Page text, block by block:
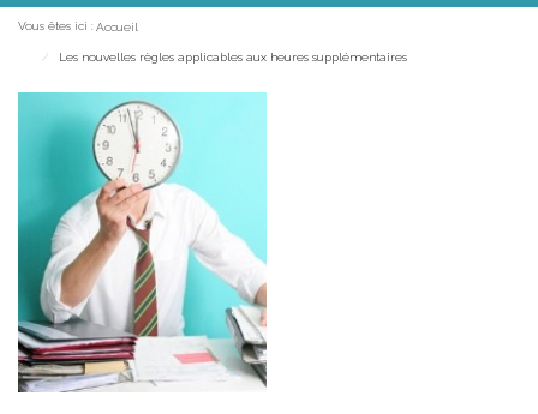
le
Vous êtes ici : Accueil
Les nouvelles règles applicables aux heures supplémentaires